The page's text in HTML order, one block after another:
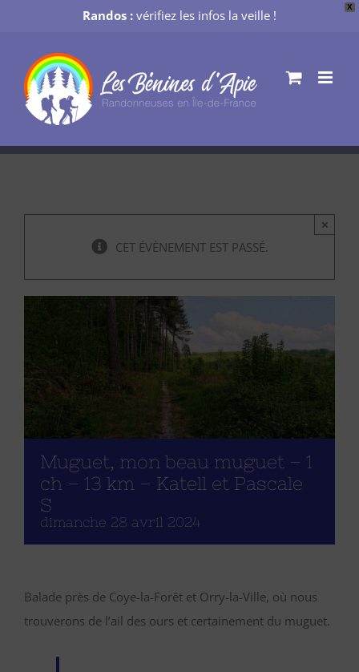
X
Randos : vérifiez les infos la veille !
contenu
CET ÉVÈNEMENT EST PASSÉ.
×
Muguet, mon beau muguet – 1
ch – 13 km – Katell et Pascale
S
dimanche 28 avril 2024
Balade près de Coye-la-Forêt et Orry-la-Ville, où nous
trouverons de l’ail des ours et certainement du muguet.